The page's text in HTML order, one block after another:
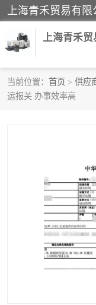
上海青禾贸
当前位置： 首页 > 供应
运报关 办事效率高
酒类饮料报关
家用电器报关
国际灯具清关